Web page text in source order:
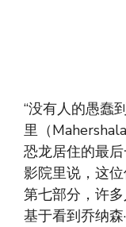
“没有人的愚蠢
里（
恐龙居住的最
影院里说，这
第七部分，许
基于看到乔纳